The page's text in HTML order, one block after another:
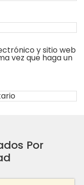
y sitio web
vez que haga un
Por